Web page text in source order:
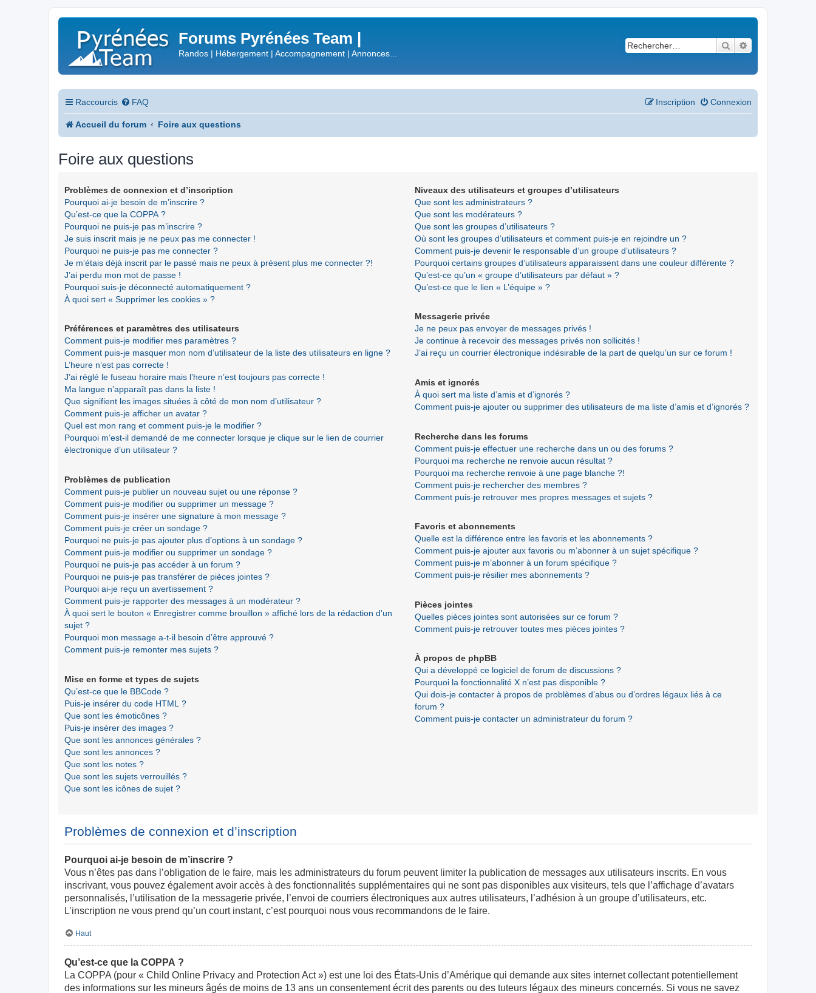
Forums Pyrénées Team |
Randos | Hébergement | Accompagnement | Annonces...
Rechercher
Raccourcis FAQ Connexion
Inscription
Accueil du forum Foire aux questions
Foire aux questions
Problèmes de connexion et d’inscription
Pourquoi ai-je besoin de m’inscrire ?
Qu’est-ce que la COPPA ?
Pourquoi ne puis-je pas m’inscrire ?
Je suis inscrit mais je ne peux pas me connecter !
Pourquoi ne puis-je pas me connecter ?
Je m’étais déjà inscrit par le passé mais ne peux à présent plus me connecter ?!
J’ai perdu mon mot de passe !
Pourquoi suis-je déconnecté automatiquement ?
À quoi sert « Supprimer les cookies » ?
Préférences et paramètres des utilisateurs
Comment puis-je modifier mes paramètres ?
Comment puis-je masquer mon nom d’utilisateur de la liste des utilisateurs en ligne ?
L’heure n’est pas correcte !
J’ai réglé le fuseau horaire mais l’heure n’est toujours pas correcte !
Ma langue n’apparaît pas dans la liste !
Que signifient les images situées à côté de mon nom d’utilisateur ?
Comment puis-je afficher un avatar ?
Quel est mon rang et comment puis-je le modifier ?
Pourquoi m’est-il demandé de me connecter lorsque je clique sur le lien de courrier
électronique d’un utilisateur ?
Problèmes de publication
Comment puis-je publier un nouveau sujet ou une réponse ?
Comment puis-je modifier ou supprimer un message ?
Comment puis-je insérer une signature à mon message ?
Comment puis-je créer un sondage ?
Pourquoi ne puis-je pas ajouter plus d’options à un sondage ?
Comment puis-je modifier ou supprimer un sondage ?
Pourquoi ne puis-je pas accéder à un forum ?
Pourquoi ne puis-je pas transférer de pièces jointes ?
Pourquoi ai-je reçu un avertissement ?
Comment puis-je rapporter des messages à un modérateur ?
À quoi sert le bouton « Enregistrer comme brouillon » affiché lors de la rédaction d’un
sujet ?
Pourquoi mon message a-t-il besoin d’être approuvé ?
Comment puis-je remonter mes sujets ?
Mise en forme et types de sujets
Qu’est-ce que le BBCode ?
Puis-je insérer du code HTML ?
Que sont les émoticônes ?
Puis-je insérer des images ?
Que sont les annonces générales ?
Que sont les annonces ?
Que sont les notes ?
Que sont les sujets verrouillés ?
Que sont les icônes de sujet ?
Niveaux des utilisateurs et groupes d’utilisateurs
Que sont les administrateurs ?
Que sont les modérateurs ?
Que sont les groupes d’utilisateurs ?
Où sont les groupes d’utilisateurs et comment puis-je en rejoindre un ?
Comment puis-je devenir le responsable d’un groupe d’utilisateurs ?
Pourquoi certains groupes d’utilisateurs apparaissent dans une couleur différente ?
Qu’est-ce qu’un « groupe d’utilisateurs par défaut » ?
Qu’est-ce que le lien « L’équipe » ?
Messagerie privée
Je ne peux pas envoyer de messages privés !
Je continue à recevoir des messages privés non sollicités !
J’ai reçu un courrier électronique indésirable de la part de quelqu’un sur ce forum !
Amis et ignorés
À quoi sert ma liste d’amis et d’ignorés ?
Comment puis-je ajouter ou supprimer des utilisateurs de ma liste d’amis et d’ignorés ?
Recherche dans les forums
Comment puis-je effectuer une recherche dans un ou des forums ?
Pourquoi ma recherche ne renvoie aucun résultat ?
Pourquoi ma recherche renvoie à une page blanche ?!
Comment puis-je rechercher des membres ?
Comment puis-je retrouver mes propres messages et sujets ?
Favoris et abonnements
Quelle est la différence entre les favoris et les abonnements ?
Comment puis-je ajouter aux favoris ou m’abonner à un sujet spécifique ?
Comment puis-je m’abonner à un forum spécifique ?
Comment puis-je résilier mes abonnements ?
Pièces jointes
Quelles pièces jointes sont autorisées sur ce forum ?
Comment puis-je retrouver toutes mes pièces jointes ?
À propos de phpBB
Qui a développé ce logiciel de forum de discussions ?
Pourquoi la fonctionnalité X n’est pas disponible ?
Qui dois-je contacter à propos de problèmes d’abus ou d’ordres légaux liés à ce
forum ?
Comment puis-je contacter un administrateur du forum ?
Problèmes de connexion et d’inscription
Pourquoi ai-je besoin de m’inscrire ?
Vous n’êtes pas dans l’obligation de le faire, mais les administrateurs du forum peuvent limiter la publication de messages aux utilisateurs inscrits. En vous
inscrivant, vous pouvez également avoir accès à des fonctionnalités supplémentaires qui ne sont pas disponibles aux visiteurs, tels que l’affichage d’avatars
personnalisés, l’utilisation de la messagerie privée, l’envoi de courriers électroniques aux autres utilisateurs, l’adhésion à un groupe d’utilisateurs, etc.
L’inscription ne vous prend qu’un court instant, c’est pourquoi nous vous recommandons de le faire.
Haut
Qu’est-ce que la COPPA ?
La COPPA (pour « Child Online Privacy and Protection Act ») est une loi des États-Unis d’Amérique qui demande aux sites internet collectant potentiellement
des informations sur les mineurs âgés de moins de 13 ans un consentement écrit des parents ou des tuteurs légaux des mineurs concernés. Si vous ne savez